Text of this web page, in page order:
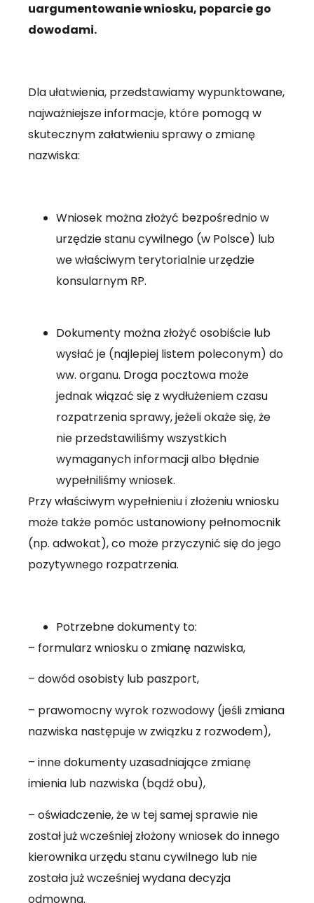
uargumentowanie wniosku, poparcie go
dowodami.
Dla ułatwienia, przedstawiamy wypunktowane,
najważniejsze informacje, które pomogą w
skutecznym załatwieniu sprawy o zmianę
nazwiska:
Wniosek można złożyć bezpośrednio w
urzędzie stanu cywilnego (w Polsce) lub
we właściwym terytorialnie urzędzie
konsularnym RP.
Dokumenty można złożyć osobiście lub
wysłać je (najlepiej listem poleconym) do
ww. organu. Droga pocztowa może
jednak wiązać się z wydłużeniem czasu
rozpatrzenia sprawy, jeżeli okaże się, że
nie przedstawiliśmy wszystkich
wymaganych informacji albo błędnie
wypełniliśmy wniosek.
Przy właściwym wypełnieniu i złożeniu wniosku
może także pomóc ustanowiony pełnomocnik
(np. adwokat), co może przyczynić się do jego
pozytywnego rozpatrzenia.
Potrzebne dokumenty to:
– formularz wniosku o zmianę nazwiska,
– dowód osobisty lub paszport,
– prawomocny wyrok rozwodowy (jeśli zmiana
nazwiska następuje w związku z rozwodem),
– inne dokumenty uzasadniające zmianę
imienia lub nazwiska (bądź obu),
– oświadczenie, że w tej samej sprawie nie
został już wcześniej złożony wniosek do innego
kierownika urzędu stanu cywilnego lub nie
została już wcześniej wydana decyzja
odmowna.